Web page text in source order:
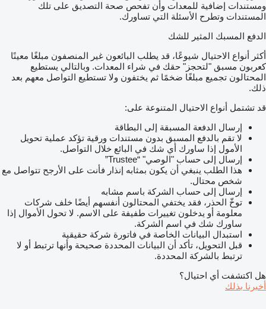
ومستندات إضافية للمعدات وأن تفحص صحة التصديق على تلك
المستندات وتطرح الأسئلة التي تساورك.
الدفع المسبك المثير للشك
أكثر أنواع الاحتيال شيوعًا، قد يطلب البائعون غير المنصفون مبلغًا معينًا
كعربون مسبق "لتحجز" حقك في شراء المعدات. وبالتالي يستطيع
المحتالون تجميع مبلغًا ضخمًا ثم يختفون ولا تستطيع التواصل معهم بعد
ذلك.
قد تشتمل أنواع الاحتيال المتنوعة على:
إرسال الدفعة المسبقة إلى البطاقة
لا تقم بالدفع المسبق بدون مستندات ورقية تؤكد عملية تحويل
الأمول إذا ساورك أي شك في البائع خلال التواصل.
إرسال إلى حساب "الوصي" “Trustee”
هذا الطلب ينبغي أن يكون بمثابه إنذار فأنت على الأرجح تتواصل مع
شخص محتال.
إرسال إلى حساب الشركة باسم مشابه
توخّ الحذر، فقد يختفي المحتالون أنفسهم أيضًا خلف شركات
معلومة أو يدخلون تغييرات طفيفة على الاسم. لا تحول الأموال إذا
ساورك شك في اسم الشركة.
استبدال البيانات الخاصة في فاتورة شركة حقيقية
قبل التحويل، تأكد أن البيانات المحددة صحيحة وأنها ترتبط أو لا
ترتبط بالشركة المحددة.
هل اكتشفت أي احتيال؟
أخبرنا بذلك